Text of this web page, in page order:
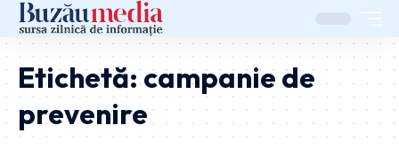
Etichetă:campanie de
prevenire